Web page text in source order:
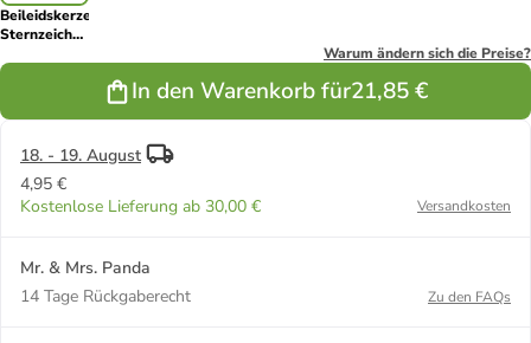
Beileidskerze
Sternzeichen
Warum ändern sich die Preise?
In den Warenkorb für21,85 €
18. - 19. August
4,95 €
Kostenlose Lieferung ab 30,00 €
Versandkosten
Mr. & Mrs. Panda
14 Tage Rückgaberecht
Zu den FAQs